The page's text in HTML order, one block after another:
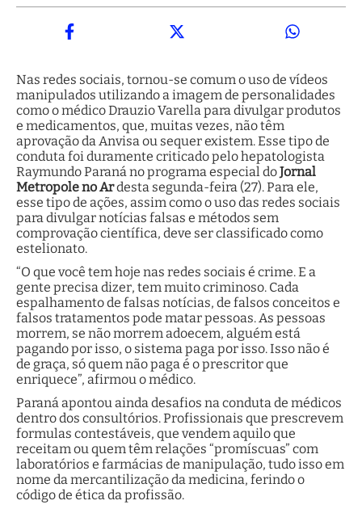
Nas redes sociais, tornou-se comum o uso de vídeos
manipulados utilizando a imagem de personalidades
como o médico Drauzio Varella para divulgar produtos
e medicamentos, que, muitas vezes, não têm
aprovação da Anvisa ou sequer existem. Esse tipo de
conduta foi duramente criticado pelo hepatologista
Raymundo Paraná no programa especial doJornal
Metropoleno Ardesta segunda-feira (27). Para ele,
esse tipo de ações, assim como o uso das redes sociais
para divulgar notícias falsas e métodos sem
comprovação científica, deve ser classificado como
estelionato.
“O que você tem hoje nas redes sociais é crime. E a
gente precisa dizer, tem muito criminoso. Cada
espalhamento de falsas notícias, de falsos conceitos e
falsos tratamentos pode matar pessoas. As pessoas
morrem, se não morrem adoecem, alguém está
pagando por isso, o sistema paga por isso. Isso não é
de graça, só quem não paga é o prescritor que
enriquece”, afirmou o médico.
Paraná apontou ainda desafios na conduta de médicos
dentro dos consultórios. Profissionais que prescrevem
formulas contestáveis, que vendem aquilo que
receitam ou quem têm relações “promíscuas” com
laboratórios e farmácias de manipulação, tudo isso em
nome da mercantilização da medicina, ferindo o
código de ética da profissão.